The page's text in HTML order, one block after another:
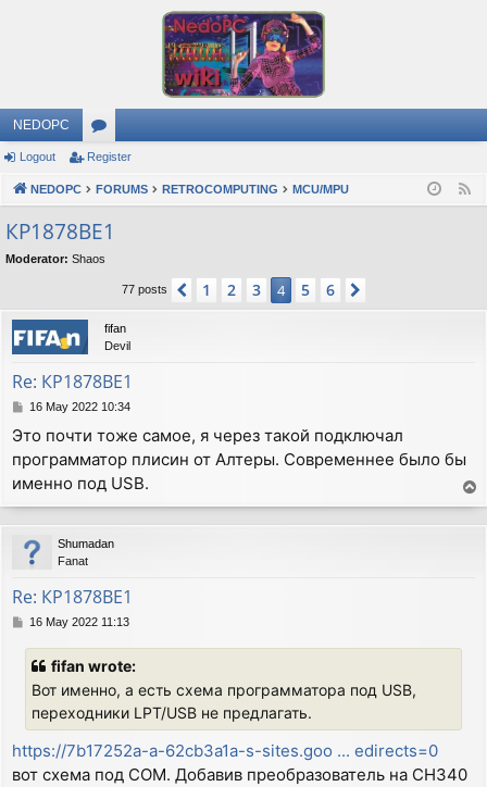
NEDOPC
or
u
m
s
Logout Register
NEDOPC FORUMS RETROCOMPUTING MCU/MPU
КР1878ВЕ1
Moderator: Shaos
77 posts Previous
1 2 3 4 5 6
fifan
Devil
Re: КР1878ВЕ1
P
s
t
16 May 2022 10:34
Это почти тоже самое, я через такой подключал
программатор плисин от Алтеры. Современнее было бы
именно под USB.
o
p
Shumadan
Fanat
Re: КР1878ВЕ1
P16 May 2022 11:13
fifan wrote:
Вот именно, а есть схема программатора под USB,
переходники LPT/USB не предлагать.
https://7b17252a-a-62cb3a1a-s-sites.goo ... edirects=0
вот схема под COM. Добавив преобразователь на CH340